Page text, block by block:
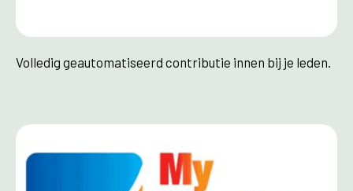
Volledig geautomatiseerd contributie innen bij je leden.